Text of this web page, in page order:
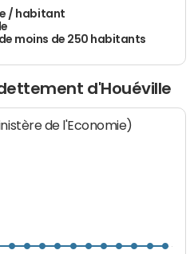
/ habitant
moins de 250 habitants
d'Houéville
de l'Economie)